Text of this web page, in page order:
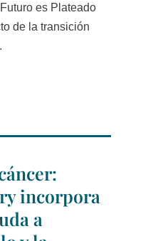
es Plateado
de la transición
incorpora
a